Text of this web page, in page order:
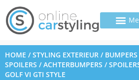
HOME /STYLING EXTERIEUR /
SPOILERS /ACHTERBUMPERS /
GOLF VI GTI STYLE